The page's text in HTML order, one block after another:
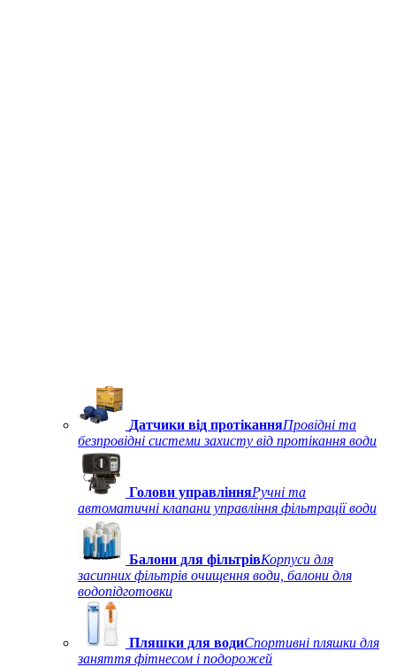
Датчики від протіканняПровідні та
безпровідні системи захисту від протікання води
Голови управлінняРучні та
автоматичні клапани управління фільтрації води
Балони для фільтрівКорпуси для
засипних фільтрів очищення води, балони для
водопідготовки
Пляшки для водиСпортивні пляшки для
заняття фітнесом і подорожей